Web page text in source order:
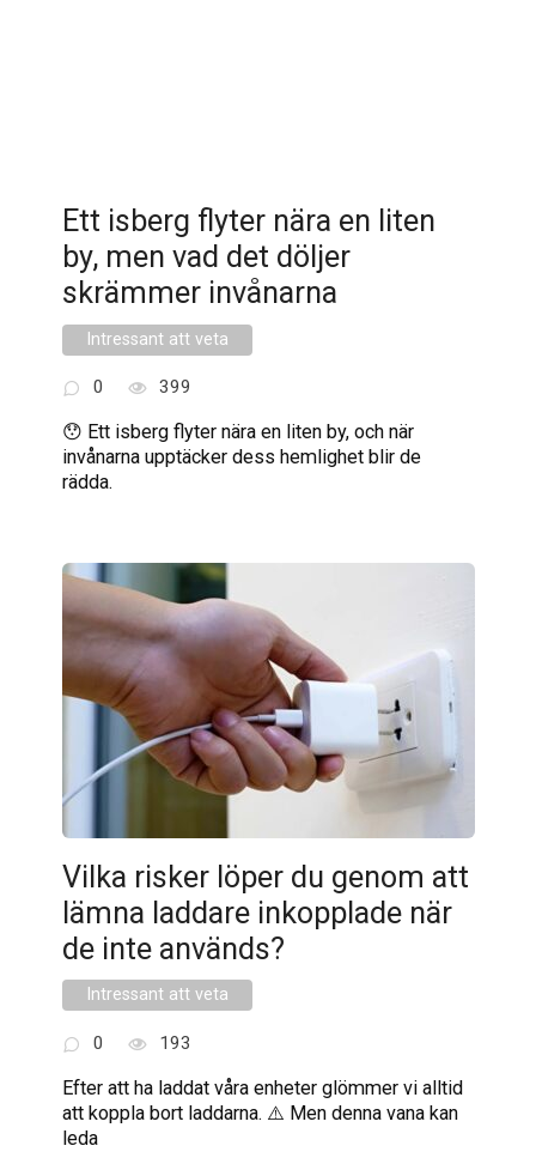
Ett isberg flyter nära en liten
by, men vad det döljer
skrämmer invånarna
Intressant att veta
0 399
😯 Ett isberg flyter nära en liten by, och när
invånarna upptäcker dess hemlighet blir de
rädda.
Vilka risker löper du genom att
lämna laddare inkopplade när
de inte används?
Intressant att veta
0 193
Efter att ha laddat våra enheter glömmer vi alltid
att koppla bort laddarna. ⚠️ Men denna vana kan
leda